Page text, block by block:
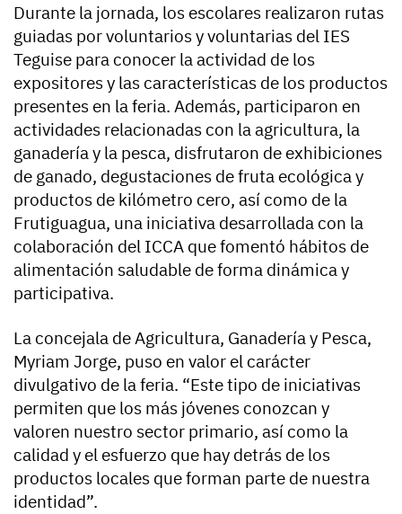
Durante la jornada, los escolares realizaron rutas
guiadas por voluntarios y voluntarias del IES
Teguise para conocer la actividad de los
expositores y las características de los productos
presentes en la feria. Además, participaron en
actividades relacionadas con la agricultura, la
ganadería y la pesca, disfrutaron de exhibiciones
de ganado, degustaciones de fruta ecológica y
productos de kilómetro cero, así como de la
Frutiguagua, una iniciativa desarrollada con la
colaboración del ICCA que fomentó hábitos de
alimentación saludable de forma dinámica y
participativa.
La concejala de Agricultura, Ganadería y Pesca,
Myriam Jorge, puso en valor el carácter
divulgativo de la feria. “Este tipo de iniciativas
permiten que los más jóvenes conozcan y
valoren nuestro sector primario, así como la
calidad y el esfuerzo que hay detrás de los
productos locales que forman parte de nuestra
identidad”.